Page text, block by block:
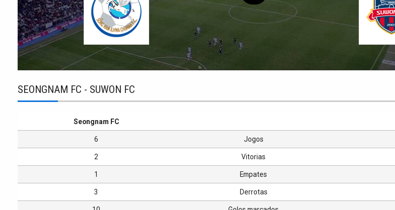
SEONGNAM FC - SUWON FC
Seongnam FC
6 Jogos
2 Vitorias
1 Empates
3 Derrotas